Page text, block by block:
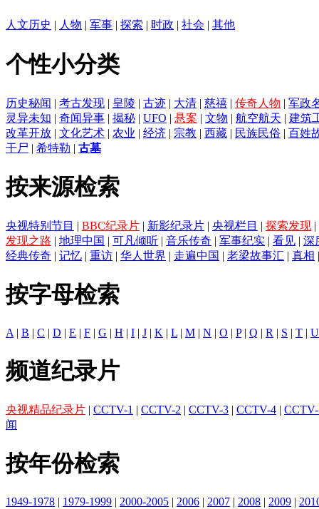
人文历史 | 人物 | 军事 | 探索 | 时政 | 社会 | 其他
个性小分类
历史秘闻 | 考古发现 | 皇陵 | 古迹 | 大清 | 慈禧 | 传奇人物 | 军政
灵异未知 | 奇闻异事 | 揭秘 | UFO | 悬案 | 文物 | 航空航天 | 建筑
改革开放 | 文化艺术 | 农业 | 经济 | 宗教 | 西藏 | 民族民俗 | 百姓
干尸 | 希特勒 | 古墓
按来源检索
央视特别节目 | BBC纪录片 | 新影纪录片 | 央视栏目 | 探索发现 |
发现之路 | 地理中国 | 可凡倾听 | 音乐传奇 | 军事纪实 | 看见 | 深
经典传奇 | 记忆 | 重访 | 华人世界 | 走遍中国 | 老梁故事汇 | 真相
按字母检索
A| B | C | D | E | F | G | H | I | J | K | L | M | N | O | P| Q | R | S | T | U
频道纪录片
央视精品纪录片 | CCTV-1 | CCTV-2 | CCTV-3 | CCTV-4 |
闻
按年份检索
1949-1978 | 1979-1999 | 2000-2005 | 2006 | 2007 | 2008 | 2009 |